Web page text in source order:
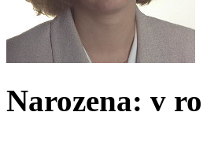
Narozena: v